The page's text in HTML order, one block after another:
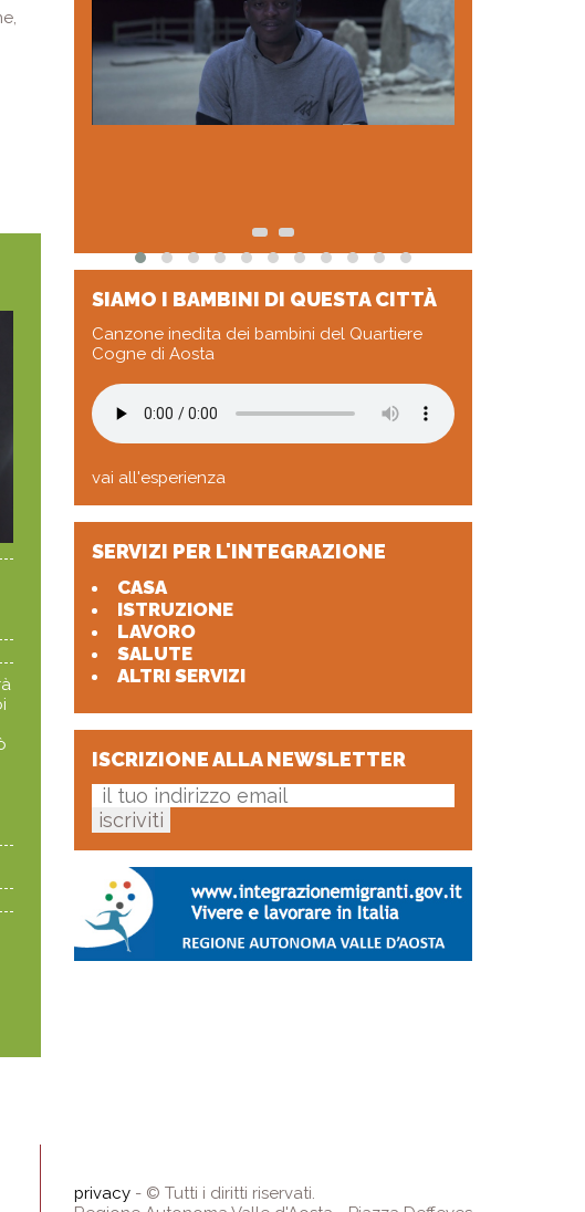
SIAMO I BAMBINI DI QUESTA CITTÀ
Canzone inedita dei bambini del Quartiere
Cogne di Aosta
vai all'esperienza
SERVIZI PER L'INTEGRAZIONE
CASA
ISTRUZIONE
LAVORO
SALUTE
ALTRI SERVIZI
ISCRIZIONE ALLA NEWSLETTER
privacy - © Tutti i diritti riservati.